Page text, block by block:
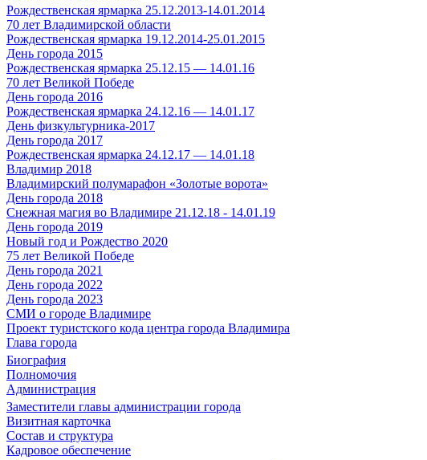
Рождественская ярмарка 25.12.2013-14.01.2014
70 лет Владимирской области
Рождественская ярмарка 19.12.2014-25.01.2015
День города 2015
Рождественская ярмарка 25.12.15 — 14.01.16
70 лет Великой Победе
День города 2016
Рождественская ярмарка 24.12.16 — 14.01.17
День физкультурника-2017
День города 2017
Рождественская ярмарка 24.12.17 — 14.01.18
Владимир 2018
Владимирский полумарафон «Золотые ворота»
День города 2018
Снежная магия во Владимире 21.12.18 - 14.01.19
День города 2019
Новый год и Рождество 2020
75 лет Великой Победе
День города 2021
День города 2022
День города 2023
СМИ о городе Владимире
Проект туристского кода центра города Владимира
Глава города
Биография
Полномочия
Администрация
Заместители главы администрации города
Визитная карточка
Состав и структура
Кадровое обеспечение